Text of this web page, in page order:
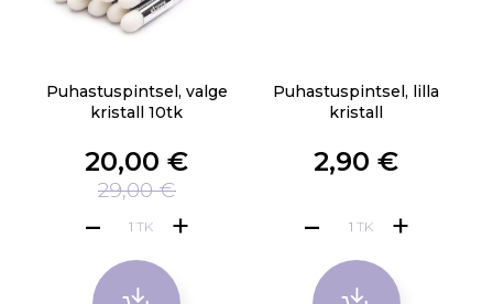
Puhastuspintsel, valge
kristall 10tk
20,00 €
29,00 €
TK
Puhastuspintsel, lilla
kristall
2,90 €
TK